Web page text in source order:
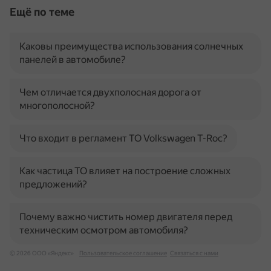
Ещё по теме
Каковы преимущества использования солнечных
панелей в автомобиле?
Чем отличается двухполосная дорога от
многополосной?
Что входит в регламент ТО Volkswagen T-Roc?
Как частица ТО влияет на построение сложных
предложений?
Почему важно чистить номер двигателя перед
техническим осмотром автомобиля?
© 2026 ООО «Яндекс» Пользовательское соглашение Связаться с нами